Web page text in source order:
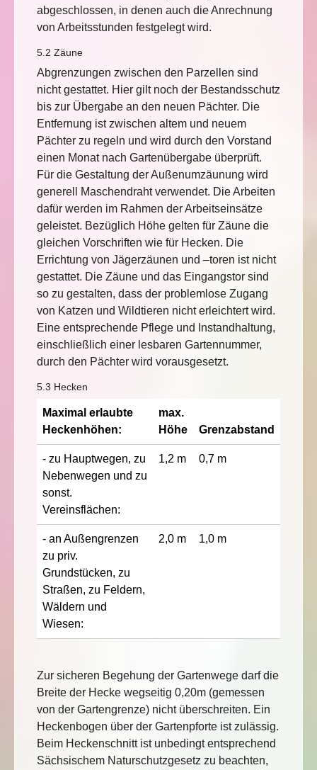
abgeschlossen, in denen auch die Anrechnung
von Arbeitsstunden festgelegt wird.
5.2 Zäune
Abgrenzungen zwischen den Parzellen sind
nicht gestattet. Hier gilt noch der Bestandsschutz
bis zur Übergabe an den neuen Pächter. Die
Entfernung ist zwischen altem und neuem
Pächter zu regeln und wird durch den Vorstand
einen Monat nach Gartenübergabe überprüft.
Für die Gestaltung der Außenumzäunung wird
generell Maschendraht verwendet. Die Arbeiten
dafür werden im Rahmen der Arbeitseinsätze
geleistet. Bezüglich Höhe gelten für Zäune die
gleichen Vorschriften wie für Hecken. Die
Errichtung von Jägerzäunen und –toren ist nicht
gestattet. Die Zäune und das Eingangstor sind
so zu gestalten, dass der problemlose Zugang
von Katzen und Wildtieren nicht erleichtert wird.
Eine entsprechende Pflege und Instandhaltung,
einschließlich einer lesbaren Gartennummer,
durch den Pächter wird vorausgesetzt.
5.3 Hecken
Maximal erlaubte
Heckenhöhen:
max.
Höhe
Grenzabstand
- zu Hauptwegen, zu
Nebenwegen und zu
sonst.
Vereinsflächen:
1,2 m 0,7 m
- an Außengrenzen
zu priv.
Grundstücken, zu
Straßen, zu Feldern,
Wäldern und
Wiesen:
2,0 m 1,0 m
Zur sicheren Begehung der Gartenwege darf die
Breite der Hecke wegseitig 0,20m (gemessen
von der Gartengrenze) nicht überschreiten. Ein
Heckenbogen über der Gartenpforte ist zulässig.
Beim Heckenschnitt ist unbedingt entsprechend
Sächsischem Naturschutzgesetz zu beachten,